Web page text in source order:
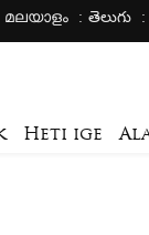
മലയാളം తెలుగు
Heti ige